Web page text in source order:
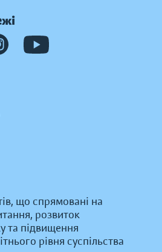
що спрямовані на
розвиток
та підвищення
рівня суспільства